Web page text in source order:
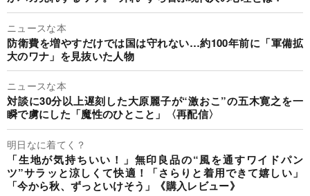
ニュースな本
防衛費を増やすだけでは国は守れない…約100年前に「軍備拡
大のワナ」を見抜いた人物
ニュースな本
対談に30分以上遅刻した大原麗子が“激おこ”の五木寛之を一
瞬で虜にした「魔性のひとこと」〈再配信〉
明日なに着てく？
「生地が気持ちいい！」無印良品の“風を通すワイドパン
ツ”サラッと涼しくて快適！「さらりと着用できて嬉しい」
「今から秋、ずっといけそう」《購入レビュー》